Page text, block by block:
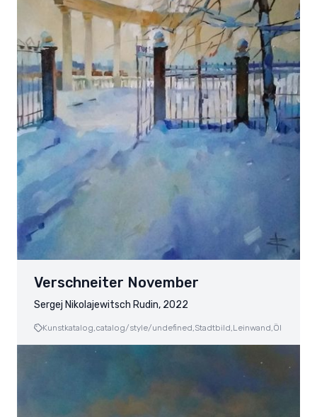
Verschneiter November
Sergej Nikolajewitsch Rudin, 2022
Kunstkatalog, catalog/style/undefined, Stadtbild, Leinwand, Öl